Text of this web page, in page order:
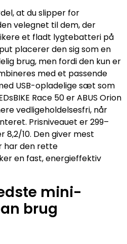
at du slipper for
velegnet til dem, der
et fladt lygtebatteri på
placerer den sig som en
brug, men fordi den kun er
med et passende
USB-opladelige sæt som
Race 50 er ABUS Orion
vedligeholdelsesfri, når
Prisniveauet er 299–
8,2/10. Den giver mest
har den rette
en fast, energieffektiv
mini-
brug